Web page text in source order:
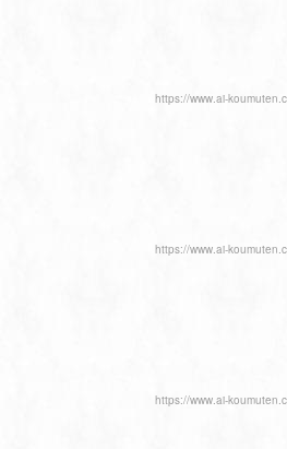
https://www.ai-
https://www.ai-
https://www.ai-